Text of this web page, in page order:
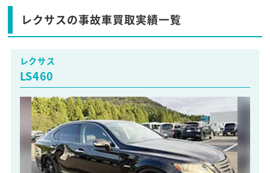
レクサスの事故車買取実績一覧
レクサス
LS460